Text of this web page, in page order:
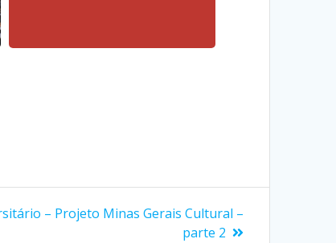
– Projeto Minas Gerais Cultural –
parte 2